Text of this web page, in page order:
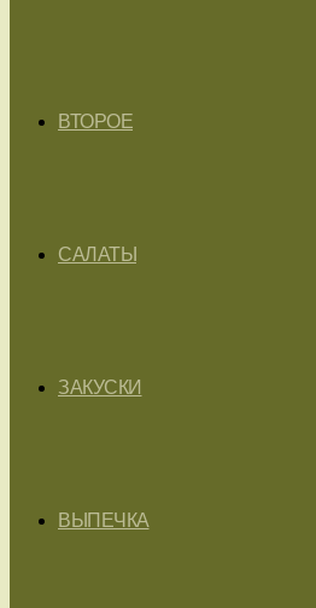
ВТОРОЕ
САЛАТЫ
ЗАКУСКИ
ВЫПЕЧКА